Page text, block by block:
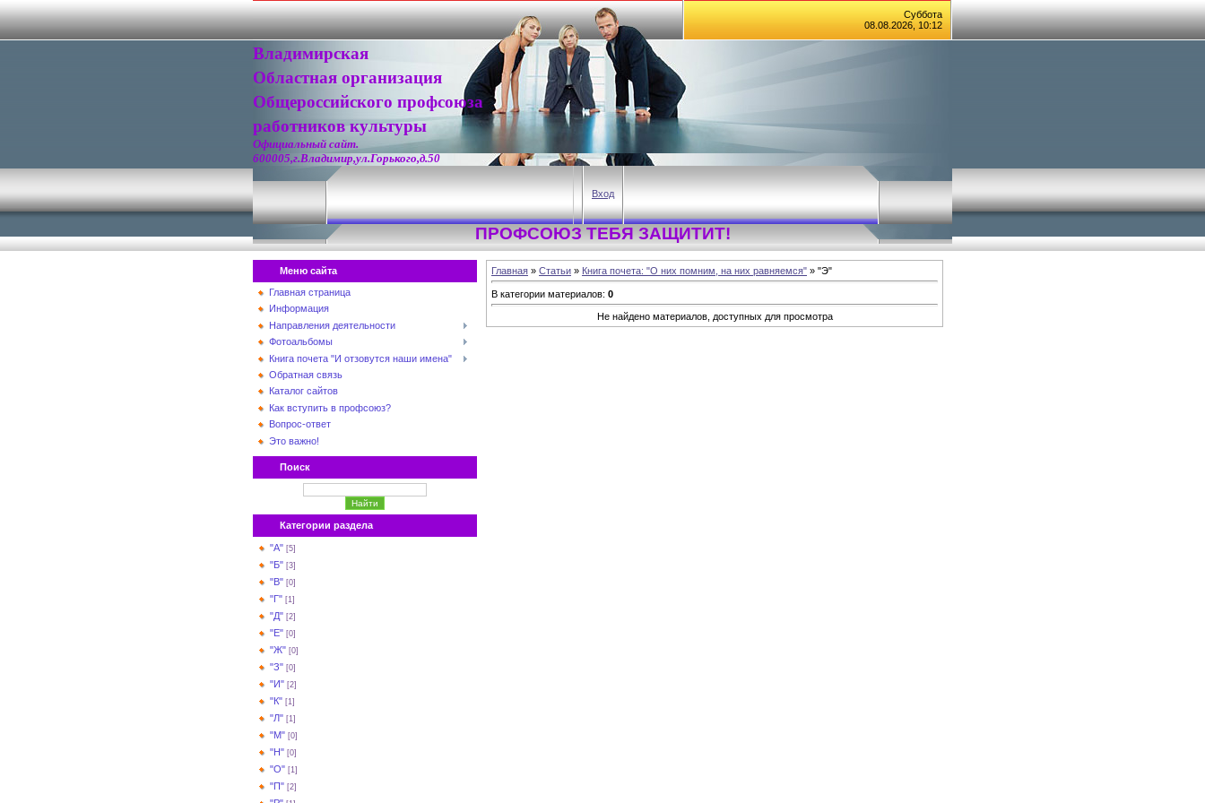
Суббота
08.08.2026, 10:12
Владимирская
Областная организация
Общероссийского профсоюза
работников культуры
Официальный сайт.
600005,г.Владимир,ул.Горького,д.50
Вход
ПРОФСОЮЗ ТЕБЯ ЗАЩИТИТ!
Меню сайта
Главная страница
Информация
Направления деятельности
Фотоальбомы
Книга почета "И отзовутся наши имена"
Обратная связь
Каталог сайтов
Как вступить в профсоюз?
Вопрос-ответ
Это важно!
Поиск
Категории раздела
"А" [5]
"Б" [3]
"В" [0]
"Г" [1]
"Д" [2]
"Е" [0]
"Ж" [0]
"З" [0]
"И" [2]
"К" [1]
"Л" [1]
"М" [0]
"Н" [0]
"О" [1]
"П" [2]
Главная » Статьи » Книга почета: "О них помним, на них равняемся" » "Э"
В категории материалов: 0
Не найдено материалов, доступных для просмотра